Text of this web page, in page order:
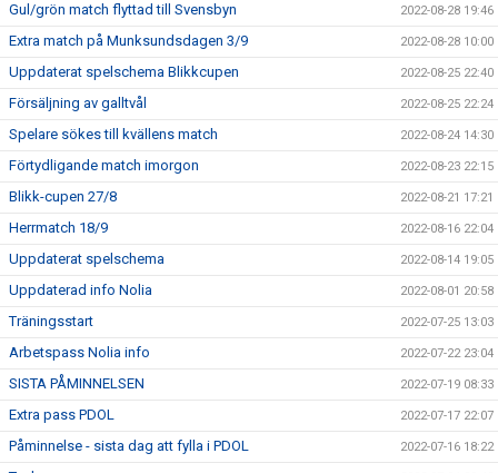
Gul/grön match flyttad till Svensbyn 2022-08-28 19:46
Extra match på Munksundsdagen 3/9 2022-08-28 10:00
Uppdaterat spelschema Blikkcupen 2022-08-25 22:40
Försäljning av galltvål 2022-08-25 22:24
Spelare sökes till kvällens match 2022-08-24 14:30
Förtydligande match imorgon 2022-08-23 22:15
Blikk-cupen 27/8 2022-08-21 17:21
Herrmatch 18/9 2022-08-16 22:04
Uppdaterat spelschema 2022-08-14 19:05
Uppdaterad info Nolia 2022-08-01 20:58
Träningsstart 2022-07-25 13:03
Arbetspass Nolia info 2022-07-22 23:04
SISTA PÅMINNELSEN 2022-07-19 08:33
Extra pass PDOL 2022-07-17 22:07
Påminnelse - sista dag att fylla i PDOL 2022-07-16 18:22